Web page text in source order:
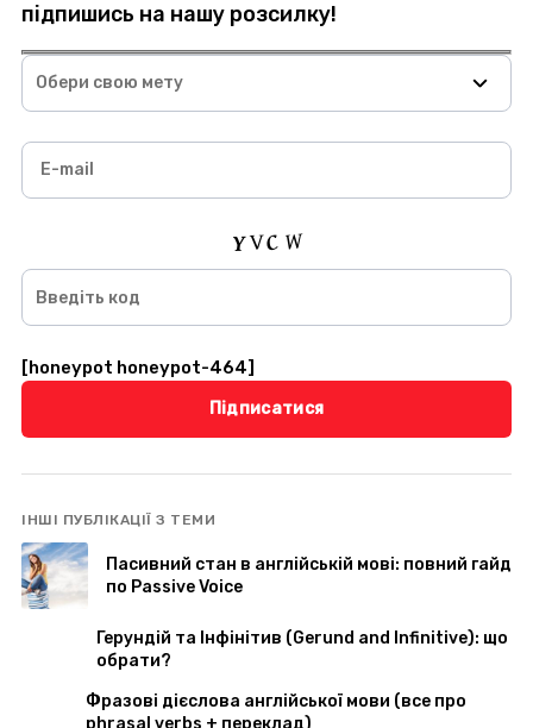
підпишись на нашу розсилку!
Обери свою мету
E-mail
[honeypot honeypot-464]
ІНШІ ПУБЛІКАЦІЇ З ТЕМИ
Пасивний стан в англійській мові: повний гайд
по Passive Voice
Герундій та Інфінітив (Gerund and Infinitive): що
обрати?
Фразові дієслова англійської мови (все про
phrasal verbs + переклад)